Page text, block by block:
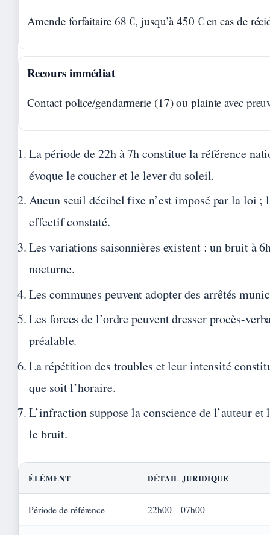
Amende forfaitaire 68 €, jusqu’à 450 € en cas de
Recours immédiat
Contact police/gendarmerie (17) ou plainte avec
La période de 22h à 7h constitue la référence
évoque le coucher et le lever du soleil.
Aucun seuil décibel fixe n’est imposé par la loi ;
effectif constaté.
Les variations saisonnières existent : un bruit à
nocturne.
Les communes peuvent adopter des arrêtés
Les forces de l’ordre peuvent dresser procès-
préalable.
La répétition des troubles et leur intensité
que soit l’horaire.
L’infraction suppose la conscience de l’auteur
le bruit.
ÉLÉMENT DÉTAIL JURIDIQUE
Période de référence 22h00 – 07h00